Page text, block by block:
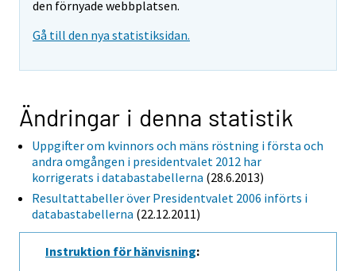
den förnyade webbplatsen.
Gå till den nya statistiksidan.
Ändringar i denna statistik
Uppgifter om kvinnors och mäns röstning i första och
andra omgången i presidentvalet 2012 har
korrigerats i databastabellerna (28.6.2013)
Resultattabeller över Presidentvalet 2006 införts i
databastabellerna (22.12.2011)
Instruktion för hänvisning: